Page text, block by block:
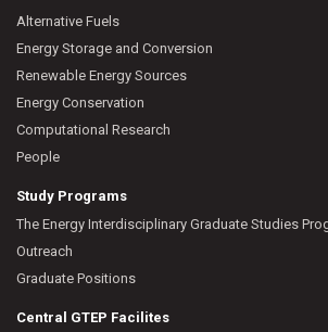
Alternative Fuels
Energy Storage and Conversion
Renewable Energy Sources
Energy Conservation
Computational Research
People
Study Programs
The Energy Interdisciplinary Graduate Studies
Outreach
Graduate Positions
Central GTEP Facilites